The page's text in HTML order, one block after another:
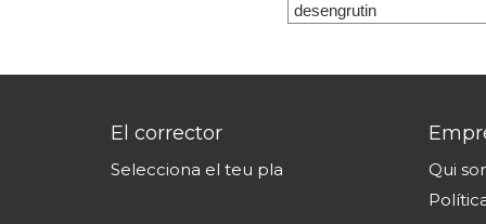
desengrutin
El corrector
Selecciona el teu pla
Qui